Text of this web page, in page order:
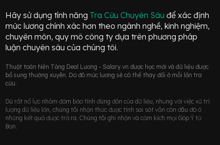
Hãy sử dụng tính năng Tra Cứu Chuyên Sâuđể xác định
mức lương chính xác hơn theo ngành nghề, kinh nghiệm,
chuyên môn, quy mô công ty dựa trên phương pháp
luận chuyên sâu của chúng tôi.
Thuật toán Nền Tảng Deal Lương - Salary.vn được học mới và dữ liệu được
bổ sung thường xuyên. Do đó mức lương sẽ có thể thay đổi ở mỗi lần tra
cứu.
Dù rất nổ lực nhằm đảm bảo tính đúng đắn của dữ liệu, nhưng với việc xử trí
lượng dữ liệu lớn, chúng tôi nhận thức được tính sai sót vẫn còn đâu đó ở
những kết quả được trả ra. Chúng tôi ghi nhận và cảm kích mọi Góp Ý từ
Bạn.